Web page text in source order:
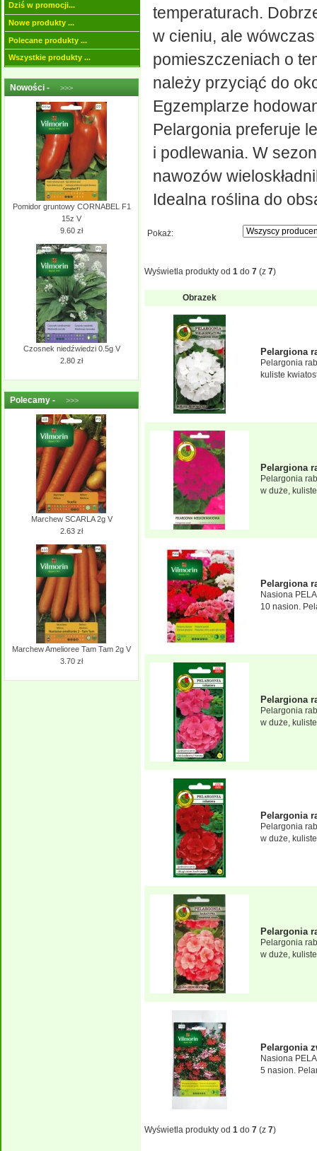
Dziś w promocji...
Nowe produkty ...
Polecane produkty ...
Wszystkie produkty ...
Nowości - >>>
Pomidor gruntowy CORNABEL F1
15z V
9.60 zł
Czosnek niedźwiedzi 0.5g V
2.80 zł
Polecamy - >>>
Marchew SCARLA 2g V
2.63 zł
Marchew Amelioree Tam Tam 2g V
3.70 zł
temperaturach.
w cieniu, ale
pomieszczeniach o
należy przyciąć do
Egzemplarze
Pelargonia preferuje
i podlewania. W
nawozów
Idealna roślina do
Pokaż:
Wyświetla produkty od 1 do 7 (z 7)
Obrazek
Pelargiona
Pelargonia
kuliste
Pelargiona
Pelargonia
w duże,
Pelargiona
Nasiona
10 nasion.
Pelargiona
Pelargonia
w duże,
Pelargonia
Pelargonia
w duże,
Pelargonia
Pelargonia
w duże,
Pelargonia
Nasiona
5 nasion.
Wyświetla produkty od 1 do 7 (z 7)